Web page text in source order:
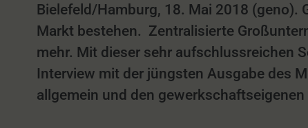
Bielefeld/Hamburg, 18. Mai 2018
Markt bestehen. Zentralisierte
mehr. Mit dieser sehr aufschlussreichen
Interview mit der jüngsten Ausgabe des
allgemein und den